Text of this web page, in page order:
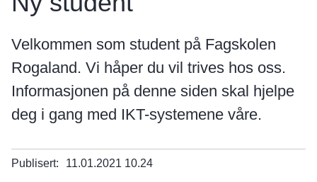
Velkommen som student på Fagskolen
Rogaland. Vi håper du vil trives hos oss.
Informasjonen på denne siden skal hjelpe
deg i gang med IKT-systemene våre.
Publisert 11.01.2021 10.24